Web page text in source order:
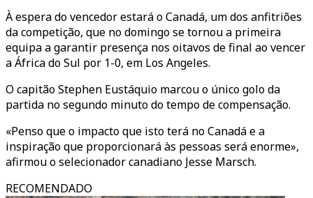
À espera do vencedor estará o Canadá, um dos anfitriões
da competição, que no domingo se tornou a primeira
equipa a garantir presença nos oitavos de final ao vencer
a África do Sul por 1-0, em Los Angeles.
O capitão Stephen Eustáquio marcou o único golo da
partida no segundo minuto do tempo de compensação.
«Penso que o impacto que isto terá no Canadá e a
inspiração que proporcionará às pessoas será enorme»,
afirmou o selecionador canadiano Jesse Marsch.
RECOMENDADO